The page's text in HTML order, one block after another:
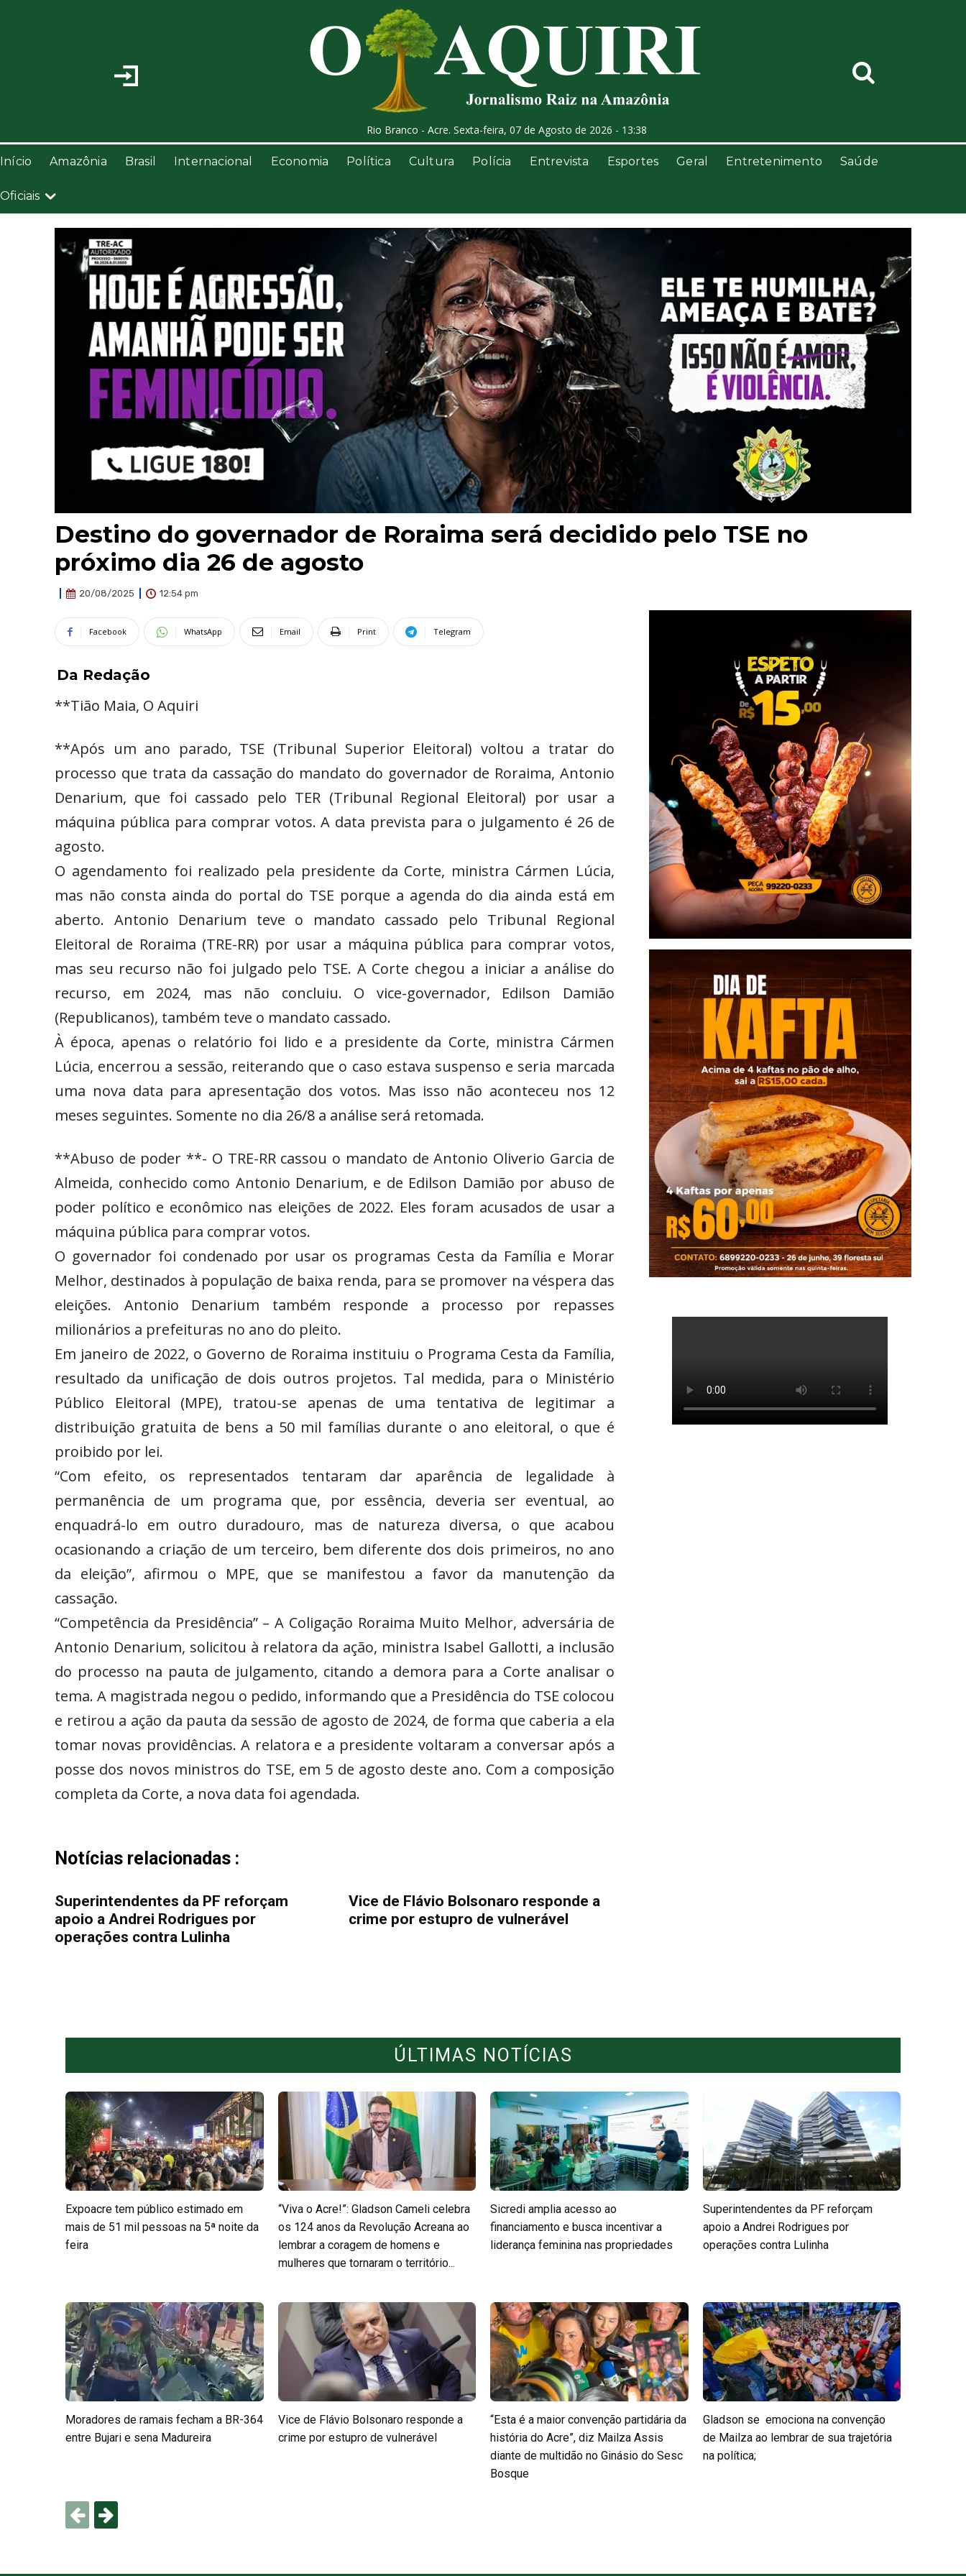
Rio Branco - Acre. Sexta-feira, 07 de Agosto de 2026 - 13:38
Início Amazônia Brasil Internacional Economia Política Cultura Polícia Entrevista Esportes Geral Entretenimento Saúde
Oficiais
Destino do governador de Roraima será decidido pelo TSE no
próximo dia 26 de agosto
20/08/2025 12:54 pm
Facebook WhatsApp Email Print Telegram
Da Redação
**Tião Maia, O Aquiri
**Após um ano parado, TSE (Tribunal Superior Eleitoral) voltou a tratar do
processo que trata da cassação do mandato do governador de Roraima, Antonio
Denarium, que foi cassado pelo TER (Tribunal Regional Eleitoral) por usar a
máquina pública para comprar votos. A data prevista para o julgamento é 26 de
agosto.
O agendamento foi realizado pela presidente da Corte, ministra Cármen Lúcia,
mas não consta ainda do portal do TSE porque a agenda do dia ainda está em
aberto. Antonio Denarium teve o mandato cassado pelo Tribunal Regional
Eleitoral de Roraima (TRE-RR) por usar a máquina pública para comprar votos,
mas seu recurso não foi julgado pelo TSE. A Corte chegou a iniciar a análise do
recurso, em 2024, mas não concluiu. O vice-governador, Edilson Damião
(Republicanos), também teve o mandato cassado.
À época, apenas o relatório foi lido e a presidente da Corte, ministra Cármen
Lúcia, encerrou a sessão, reiterando que o caso estava suspenso e seria marcada
uma nova data para apresentação dos votos. Mas isso não aconteceu nos 12
meses seguintes. Somente no dia 26/8 a análise será retomada.
**Abuso de poder **- O TRE-RR cassou o mandato de Antonio Oliverio Garcia de
Almeida, conhecido como Antonio Denarium, e de Edilson Damião por abuso de
poder político e econômico nas eleições de 2022. Eles foram acusados de usar a
máquina pública para comprar votos.
O governador foi condenado por usar os programas Cesta da Família e Morar
Melhor, destinados à população de baixa renda, para se promover na véspera das
eleições. Antonio Denarium também responde a processo por repasses
milionários a prefeituras no ano do pleito.
Em janeiro de 2022, o Governo de Roraima instituiu o Programa Cesta da Família,
resultado da unificação de dois outros projetos. Tal medida, para o Ministério
Público Eleitoral (MPE), tratou-se apenas de uma tentativa de legitimar a
distribuição gratuita de bens a 50 mil famílias durante o ano eleitoral, o que é
proibido por lei.
“Com efeito, os representados tentaram dar aparência de legalidade à
permanência de um programa que, por essência, deveria ser eventual, ao
enquadrá-lo em outro duradouro, mas de natureza diversa, o que acabou
ocasionando a criação de um terceiro, bem diferente dos dois primeiros, no ano
da eleição”, afirmou o MPE, que se manifestou a favor da manutenção da
cassação.
“Competência da Presidência” – A Coligação Roraima Muito Melhor, adversária de
Antonio Denarium, solicitou à relatora da ação, ministra Isabel Gallotti, a inclusão
do processo na pauta de julgamento, citando a demora para a Corte analisar o
tema. A magistrada negou o pedido, informando que a Presidência do TSE colocou
e retirou a ação da pauta da sessão de agosto de 2024, de forma que caberia a ela
tomar novas providências. A relatora e a presidente voltaram a conversar após a
posse dos novos ministros do TSE, em 5 de agosto deste ano. Com a composição
completa da Corte, a nova data foi agendada.
Notícias relacionadas :
Superintendentes da PF reforçam
apoio a Andrei Rodrigues por
operações contra Lulinha
Vice de Flávio Bolsonaro responde a
crime por estupro de vulnerável
ÚLTIMAS NOTÍCIAS
Expoacre tem público estimado em
mais de 51 mil pessoas na 5ª noite da
feira
“Viva o Acre!”: Gladson Cameli celebra
os 124 anos da Revolução Acreana ao
lembrar a coragem de homens e
mulheres que tornaram o território...
Sicredi amplia acesso ao
financiamento e busca incentivar a
liderança feminina nas propriedades
Superintendentes da PF reforçam
apoio a Andrei Rodrigues por
operações contra Lulinha
Moradores de ramais fecham a BR-364
entre Bujari e sena Madureira
Vice de Flávio Bolsonaro responde a
crime por estupro de vulnerável
“Esta é a maior convenção partidária da
história do Acre”, diz Mailza Assis
diante de multidão no Ginásio do Sesc
Bosque
Gladson se emociona na convenção
de Mailza ao lembrar de sua trajetória
na política;